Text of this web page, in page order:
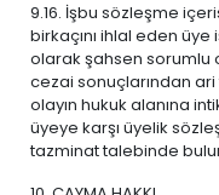
9.16. İşbu sözleşme
birkaçını ihlal eden
olarak şahsen sorumlu
cezai sonuçlarından ari
olayın hukuk alanına
üyeye karşı üyelik
tazminat talebinde